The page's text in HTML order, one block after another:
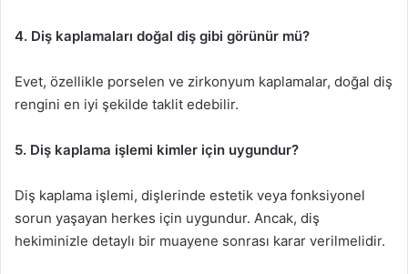
4. Diş kaplamaları doğal diş gibi görünür mü?
Evet, özellikle porselen ve zirkonyum kaplamalar, doğal diş
rengini en iyi şekilde taklit edebilir.
5. Diş kaplama işlemi kimler için uygundur?
Diş kaplama işlemi, dişlerinde estetik veya fonksiyonel
sorun yaşayan herkes için uygundur. Ancak, diş
hekiminizle detaylı bir muayene sonrası karar verilmelidir.